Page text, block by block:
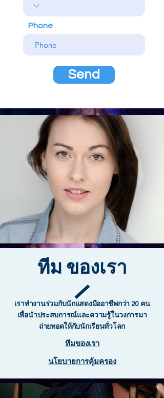
Phone
Send
ทีม ของเรา
เราทำงานร่วมกับนักแสดงมืออาชีพกว่า 20 คน
เพื่อนำประสบการณ์และความรู้ในวงการมา
ถ่ายทอดให้กับนักเรียนทั่วโลก
ทีมของเรา
นโยบายการคุ้มครอง